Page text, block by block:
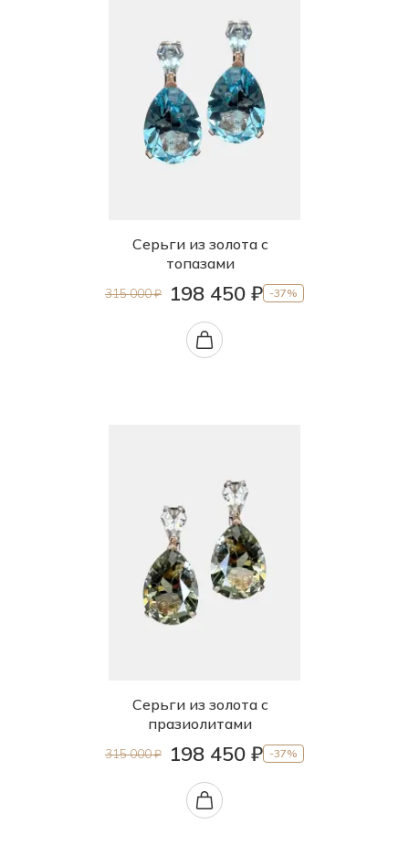
Серьги из золота с
топазами
315 000 ₽ 198 450 ₽ -37%
Серьги из золота с
празиолитами
315 000 ₽ 198 450 ₽ -37%